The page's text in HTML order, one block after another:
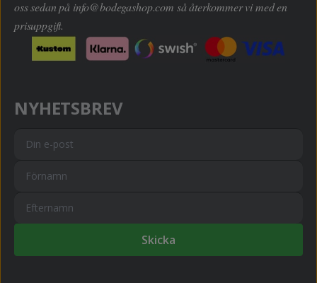
oss sedan på info@bodegashop.com så återkommer vi med en
prisuppgift.
NYHETSBREV
Skicka